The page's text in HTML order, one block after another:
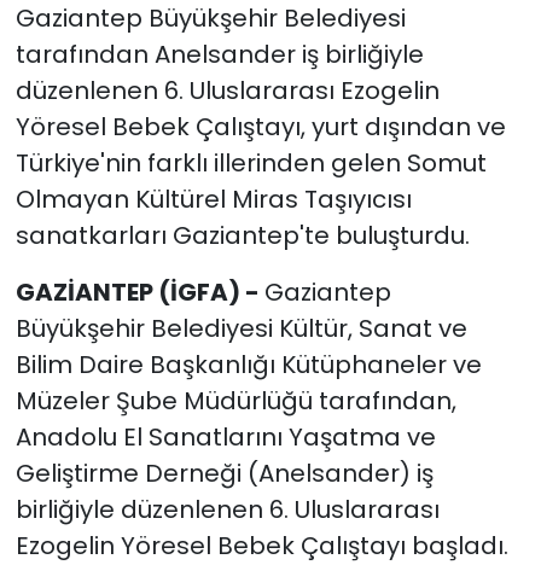
Gaziantep Büyükşehir Belediyesi
tarafından Anelsander iş birliğiyle
düzenlenen 6. Uluslararası Ezogelin
Yöresel Bebek Çalıştayı, yurt dışından ve
Türkiye'nin farklı illerinden gelen Somut
Olmayan Kültürel Miras Taşıyıcısı
sanatkarları Gaziantep'te buluşturdu.
GAZİANTEP (İGFA) - Gaziantep
Büyükşehir Belediyesi Kültür, Sanat ve
Bilim Daire Başkanlığı Kütüphaneler ve
Müzeler Şube Müdürlüğü tarafından,
Anadolu El Sanatlarını Yaşatma ve
Geliştirme Derneği (Anelsander) iş
birliğiyle düzenlenen 6. Uluslararası
Ezogelin Yöresel Bebek Çalıştayı başladı.